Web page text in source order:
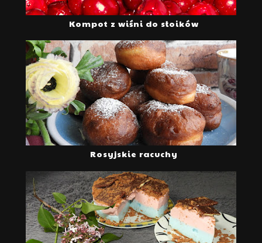
Kompot z wiśni do słoików
Rosyjskie racuchy